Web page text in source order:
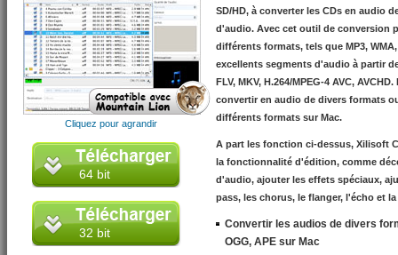
Cliquez pour agrandir
64 bit
32 bit
SD/HD, à converter les CDs en audio
d'audio. Avec cet outil de conversion
différents formats, tels que MP3,
excellents segments d'audio à partir
FLV, MKV, H.264/MPEG-4 AVC,
convertir en audio de divers formats
différents formats sur Mac.
A part les fonction ci-dessus, Xilisoft
la fonctionnalité d'édition, comme
d'audio, ajouter les effets spéciaux,
pass, les chorus, le flanger, l'écho et
Convertir les audios de divers
OGG, APE sur Mac